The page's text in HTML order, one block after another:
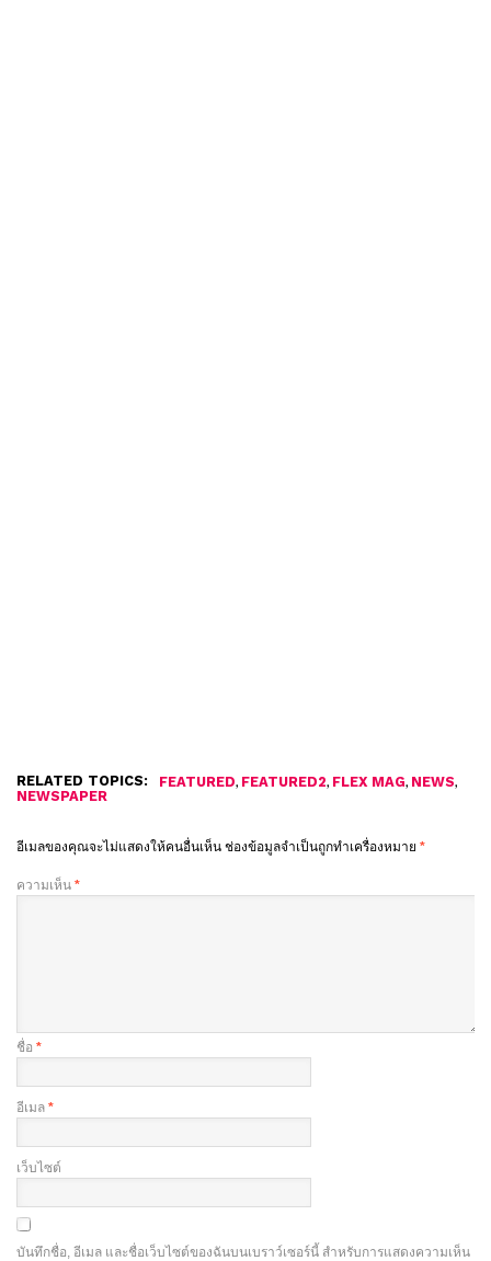
RELATED TOPICS: FEATURED, FEATURED2, FLEX MAG, NEWS,
NEWSPAPER
อีเมลของคุณจะไม่แสดงให้คนอื่นเห็น ช่องข้อมูลจำเป็นถูกทำเครื่องหมาย *
ความเห็น *
ชื่อ *
อีเมล *
เว็บไซต์
บันทึกชื่อ, อีเมล และชื่อเว็บไซต์ของฉันบนเบราว์เซอร์นี้ สำหรับการแสดงความเห็น